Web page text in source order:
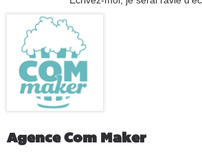
Agence Com Maker